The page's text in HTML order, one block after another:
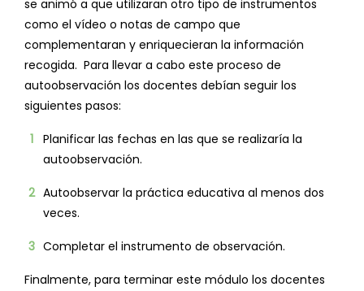
se animó a que utilizaran otro tipo de instrumentos
como el vídeo o notas de campo que
complementaran y enriquecieran la información
recogida. Para llevar a cabo este proceso de
autoobservación los docentes debían seguir los
siguientes pasos:
Planificar las fechas en las que se realizaría la
autoobservación.
Autoobservar la práctica educativa al menos dos
veces.
Completar el instrumento de observación.
Finalmente, para terminar este módulo los docentes